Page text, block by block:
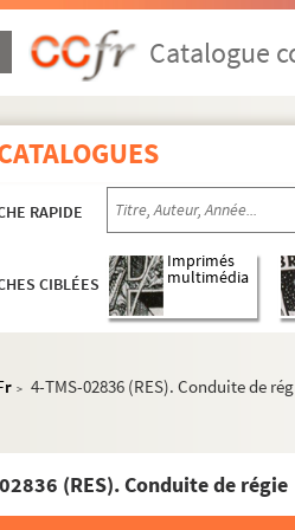
Catalogue
RAPIDE
CIBLÉES
Imprimés
multimédia
> 4-TMS-02836 (RES). Conduite de
(RES). Conduite de régie
Charancle. Souvent femme... :
Lucien Delormel. Souviens-toi de
Ducreux. Le square du Pérou : comédie
Maurey. Le stradivarius : comédie en 1
Erdman. Le suicidé : pièce en 5
Guitry. Un sujet de roman : pièce en 4
de Girardin. Le supplice d'une femme :
Trarieux. Sur la foi des étoiles : pièce
Passeur. Suzanne : comédie en 3 actes.
Brieux. Suzette : pièce en 3 actes.